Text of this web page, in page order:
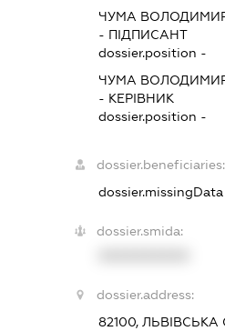
ЧУМА
- ПІДПИСАНТ
dossier.position -
ЧУМА
- КЕРІВНИК
dossier.position -
dossier.beneficiaries:
dossier.missingData
dossier.smida:
dossier.address:
82100, ЛЬВІВСЬКА